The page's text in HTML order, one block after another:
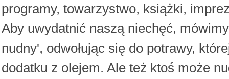
programy, towarzystwo, książki,
Aby uwydatnić naszą niechęć,
nudny', odwołując się do potrawy,
dodatku z olejem. Ale też ktoś może